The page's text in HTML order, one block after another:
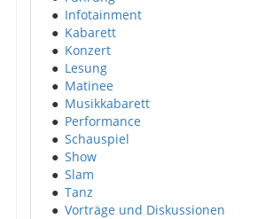
● Infotainment
● Kabarett
● Konzert
● Lesung
● Matinee
● Musikkabarett
● Performance
● Schauspiel
● Show
● Slam
● Tanz
● Vorträge und Diskussionen